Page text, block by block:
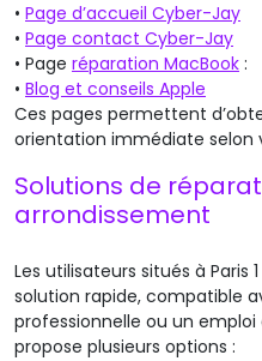
• Page d’accueil Cyber-Jay
• Page contact Cyber-Jay
• Page réparation MacBook :
• Blog et conseils Apple
Ces pages permettent
orientation immédiate selon
Solutions de
arrondissement
Les utilisateurs situés à Paris
solution rapide, compatible
professionnelle ou un
propose plusieurs options :